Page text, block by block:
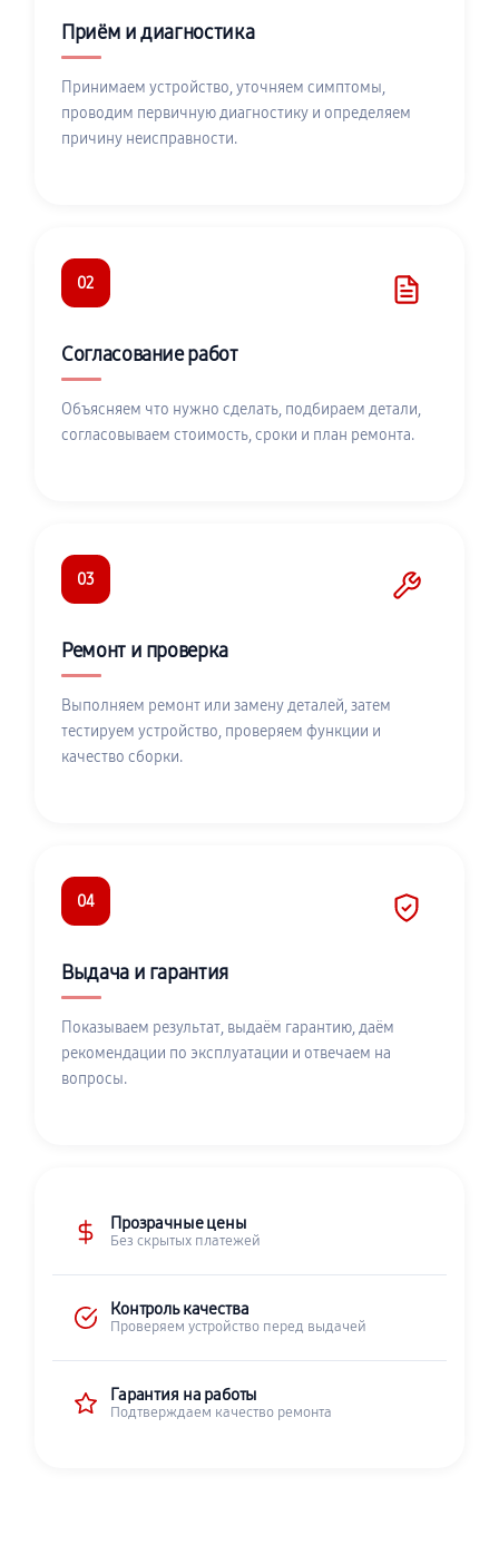
Приём и диагностика
Принимаем устройство, уточняем симптомы,
проводим первичную диагностику и определяем
причину неисправности.
02
Согласование работ
Объясняем что нужно сделать, подбираем детали,
согласовываем стоимость, сроки и план ремонта.
03
Ремонт и проверка
Выполняем ремонт или замену деталей, затем
тестируем устройство, проверяем функции и
качество сборки.
04
Выдача и гарантия
Показываем результат, выдаём гарантию, даём
рекомендации по эксплуатации и отвечаем на
вопросы.
Прозрачные цены
Без скрытых платежей
Контроль качества
Проверяем устройство перед выдачей
Гарантия на работы
Подтверждаем качество ремонта